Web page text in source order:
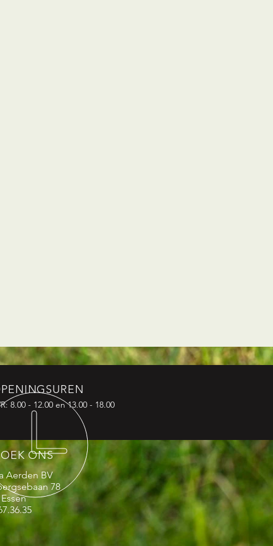
8.00 - 12.00 en 13.00 - 18.00
ONS
Aerden BV
78